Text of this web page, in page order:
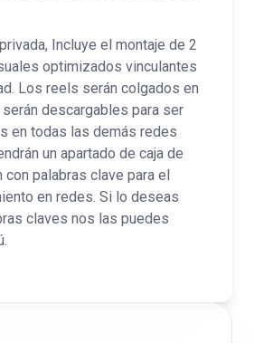
Incluye el montaje de 2
optimizados vinculantes
Los reels serán colgados en
descargables para ser
en todas las demás redes
un apartado de caja de
palabras clave para el
en redes. Si lo deseas
claves nos las puedes